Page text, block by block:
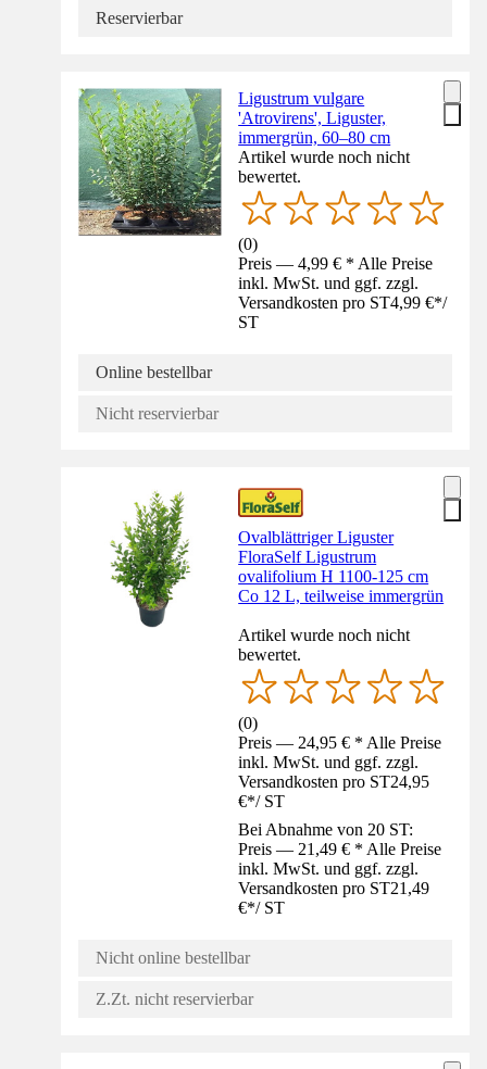
Reservierbar
Ligustrum vulgare
'Atrovirens', Liguster,
immergrün, 60–80 cm
Artikel wurde noch nicht
bewertet.
(0)
Preis — 4,99 € * Alle Preise
inkl. MwSt. und ggf. zzgl.
Versandkosten pro ST4,99 €*/
ST
Online bestellbar
Nicht reservierbar
Ovalblättriger Liguster
FloraSelf Ligustrum
ovalifolium H 1100-125 cm
Co 12 L, teilweise immergrün
Artikel wurde noch nicht
bewertet.
(0)
Preis — 24,95 € * Alle Preise
inkl. MwSt. und ggf. zzgl.
Versandkosten pro ST24,95
€*/ ST
Bei Abnahme von 20 ST:
Preis — 21,49 € * Alle Preise
inkl. MwSt. und ggf. zzgl.
Versandkosten pro ST21,49
€*/ ST
Nicht online bestellbar
Z.Zt. nicht reservierbar